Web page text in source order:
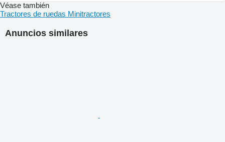
Anuncios similares
Véase también
Tractores de ruedas Minitractores